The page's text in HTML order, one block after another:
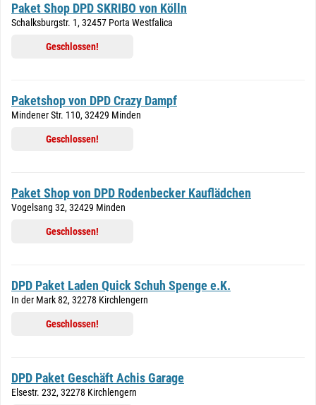
Paket Shop DPD SKRIBO von Kölln
Schalksburgstr. 1, 32457 Porta Westfalica
Geschlossen!
Paketshop von DPD Crazy Dampf
Mindener Str. 110, 32429 Minden
Geschlossen!
Paket Shop von DPD Rodenbecker Kauflädchen
Vogelsang 32, 32429 Minden
Geschlossen!
DPD Paket Laden Quick Schuh Spenge e.K.
In der Mark 82, 32278 Kirchlengern
Geschlossen!
DPD Paket Geschäft Achis Garage
Elsestr. 232, 32278 Kirchlengern